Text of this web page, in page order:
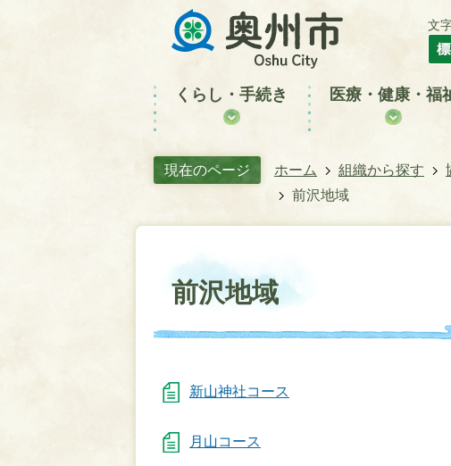
文
くらし・手続き 医療・健康・福
現在のページ ホーム 組織から探す
前沢地域
前沢地域
新山神社コース
月山コース